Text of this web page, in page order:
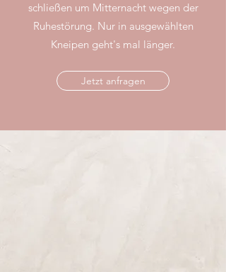
schließen um Mitternacht wegen der
Ruhestörung. Nur in ausgewählten
Kneipen geht's mal länger.
Jetzt anfragen